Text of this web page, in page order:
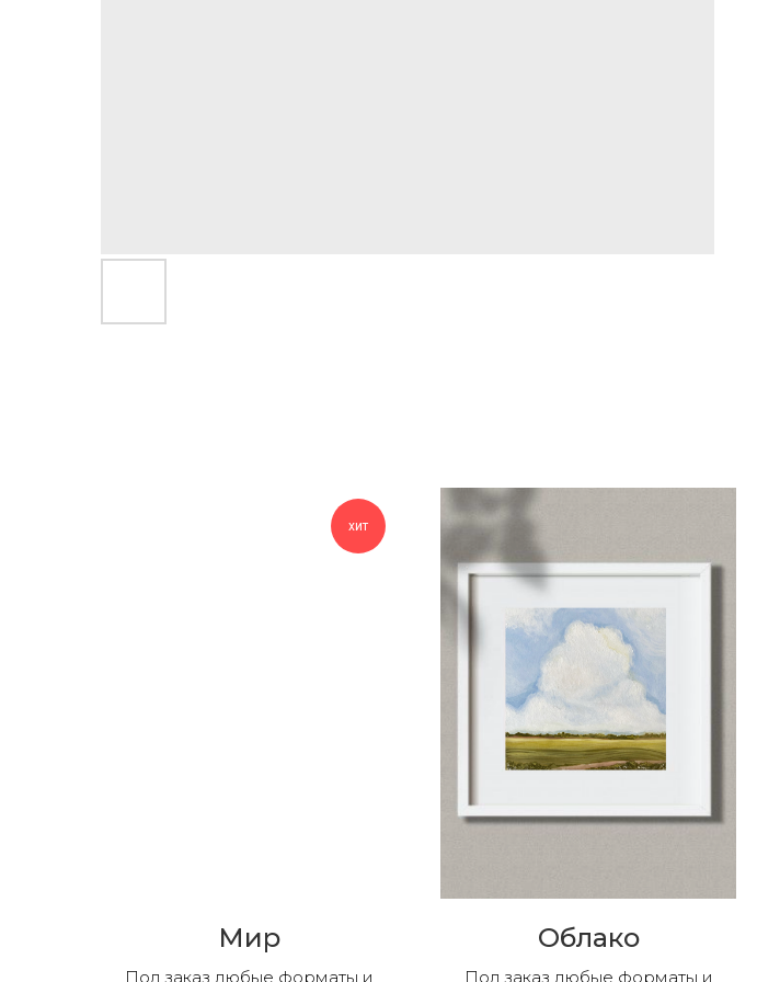
хит
Мир
Под заказ любые форматы и
Облако
Под заказ любые форматы и